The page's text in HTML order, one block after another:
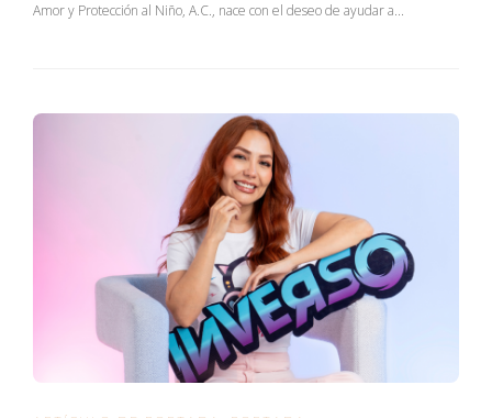
Amor y Protección al Niño, A.C., nace con el deseo de ayudar a...